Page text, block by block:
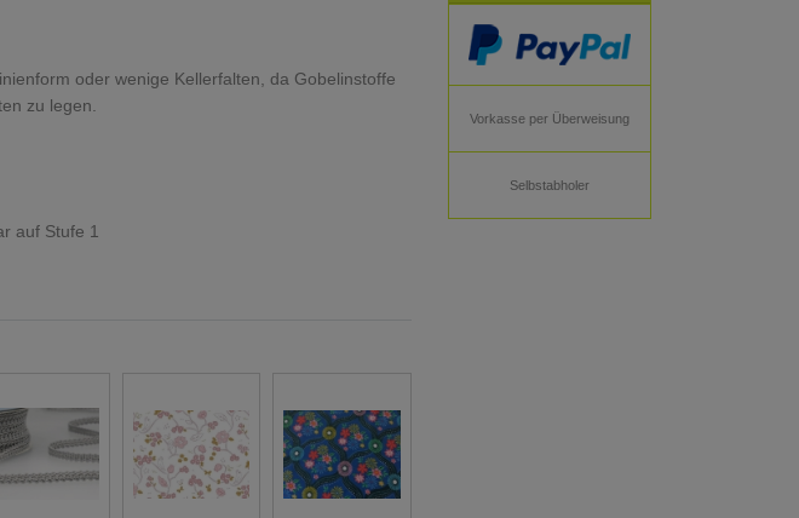
oder wenige Kellerfalten, da Gobelinstoffe
zu legen.
auf Stufe 1
Vorkasse per Überweisung
Selbstabholer